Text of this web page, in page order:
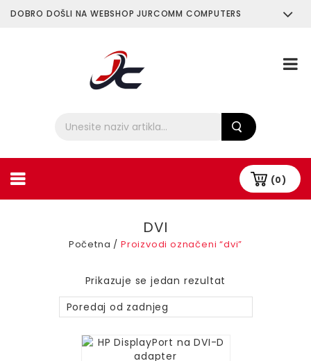
DOBRO DOŠLI NA WEBSHOP JURCOMM COMPUTERS
(0)
DVI
Početna / Proizvodi označeni “dvi”
Prikazuje se jedan rezultat
Poredaj od zadnjeg